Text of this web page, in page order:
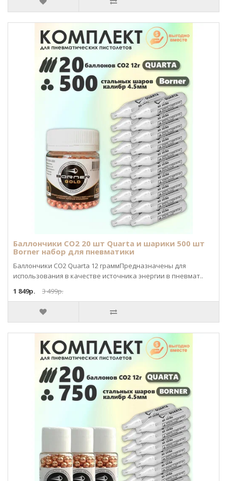
Баллончики CO2 20 шт Quarta и шарики 500 шт
Borner набор для пневматики
Баллончики CO2 Quarta 12 граммПредназначены для
использования в качестве источника энергии в пневмат..
1 849р.
3 499р.